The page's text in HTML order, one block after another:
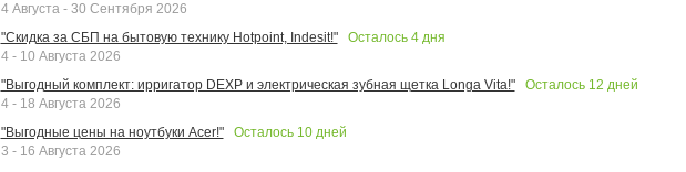
4 Августа - 30 Сентября 2026
"Скидка за СБП на бытовую технику Hotpoint, Indesit!"
Осталось 4дня
4 - 10 Августа 2026
"Выгодный комплект: ирригатор DEXP и электрическая зубная щетка Longa Vita!"
Осталось 12 дней
4 - 18 Августа 2026
"Выгодные цены на ноутбуки Acer!"
Осталось 10дней
3 - 16 Августа 2026